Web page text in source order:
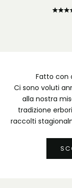
Fatto con
Ci sono voluti
alla nostra
tradizione
raccolti